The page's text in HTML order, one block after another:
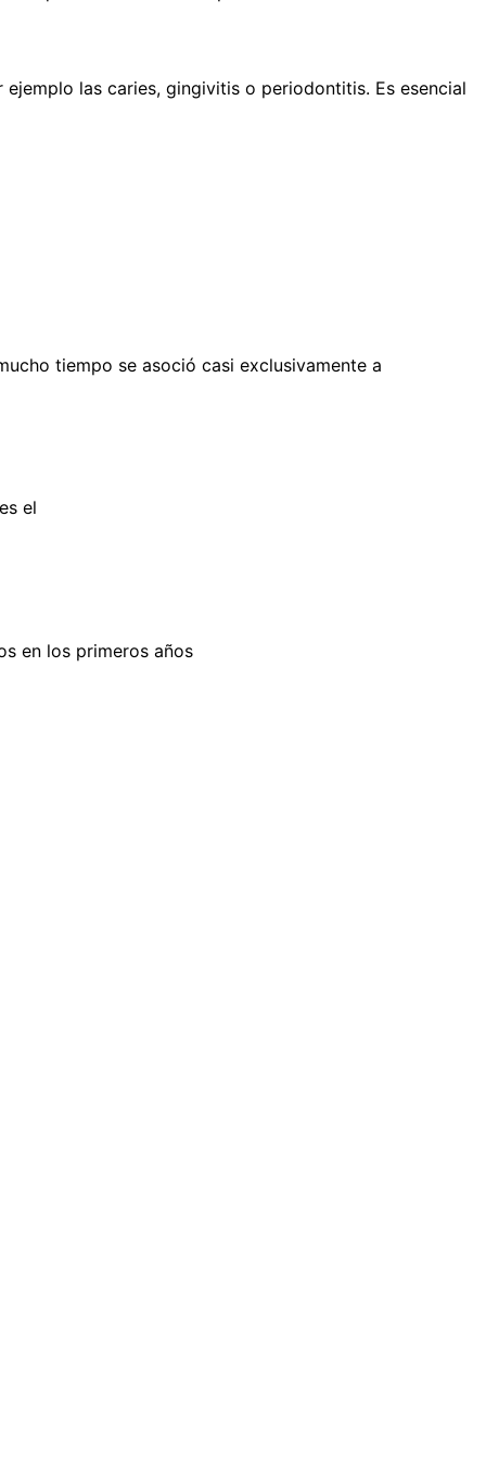
las caries, gingivitis o periodontitis. Es esencial
tiempo se asoció casi exclusivamente a
el
en los primeros años